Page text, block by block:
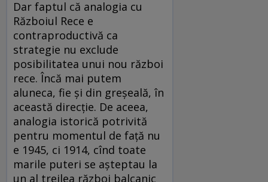
Dar faptul că analogia cu
Războiul Rece e
contraproductivă ca
strategie nu exclude
posibilitatea unui nou război
rece. Încă mai putem
aluneca, fie și din greșeală, în
această direcție. De aceea,
analogia istorică potrivită
pentru momentul de față nu
e 1945, ci 1914, cînd toate
marile puteri se așteptau la
un al treilea război balcanic